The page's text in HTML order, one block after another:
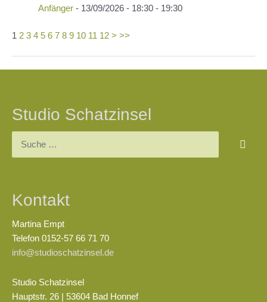
Anfänger- 13/09/2026 - 18:30 - 19:30
1 2 3 4 5 6 7 8 9 10 11 12 > >>
Studio Schatzinsel
Kontakt
Martina Empt
Telefon 0152-57 66 71 70
info@studioschatzinsel.de
Studio Schatzinsel
Hauptstr. 26 | 53604 Bad Honnef